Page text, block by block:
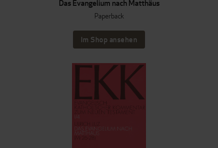
Das Evangelium nach Matthäus
Paperback
Im Shop ansehen